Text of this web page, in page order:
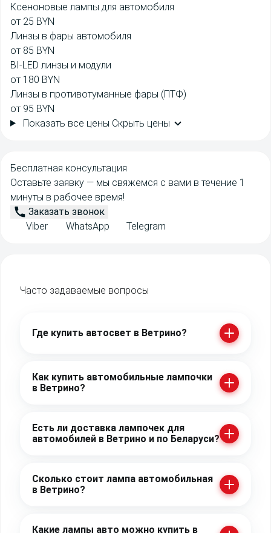
Ксеноновые лампы для автомобиля
от 25 BYN
Линзы в фары автомобиля
от 85 BYN
BI-LED линзы и модули
от 180 BYN
Линзы в противотуманные фары (ПТФ)
от 95 BYN
Показать все цены Скрыть цены
Бесплатная консультация
Оставьте заявку — мы свяжемся с вами в течение 1
минуты в рабочее время!
Заказать звонок
Viber
WhatsApp Telegram
Часто задаваемые вопросы
Где купить автосвет в Ветрино?
Как купить автомобильные лампочки
в Ветрино?
Есть ли доставка лампочек для
автомобилей в Ветрино и по Беларуси?
Сколько стоит лампа автомобильная
в Ветрино?
Какие лампы авто можно купить в